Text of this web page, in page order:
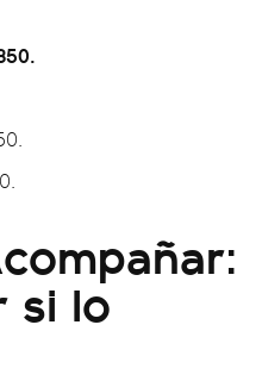
si lo